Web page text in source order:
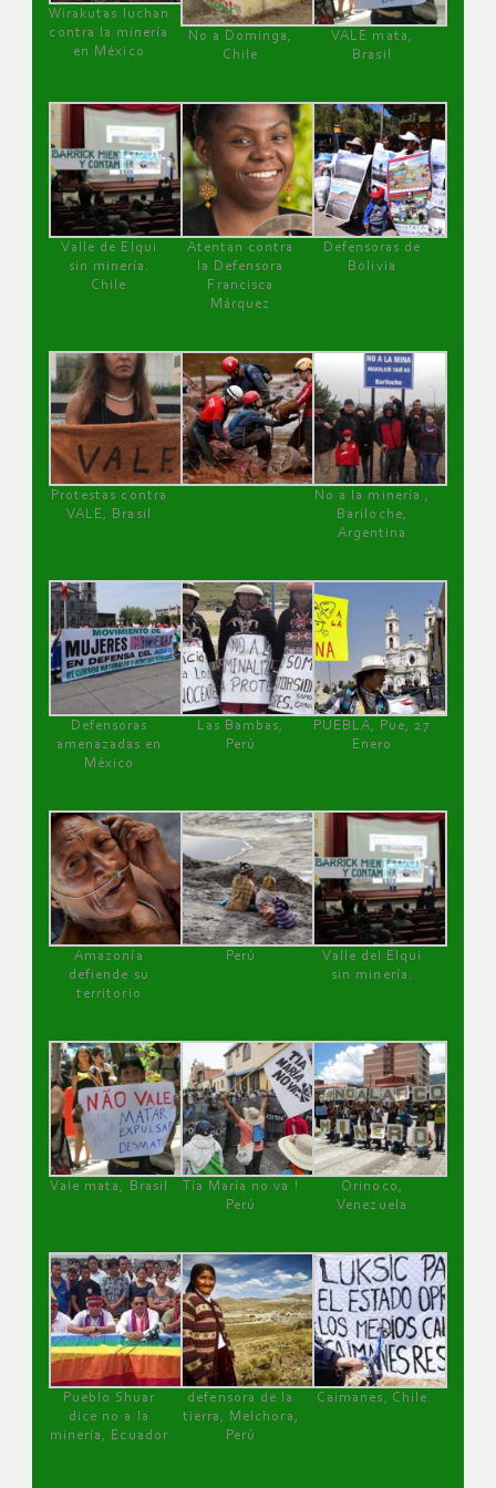
Wirakutas luchan
contra la minería
en México
No a Dominga,
Chile
VALE mata,
Brasil
Valle de Elqui
sin minería.
Chile
Atentan contra
la Defensora
Francisca
Márquez
Defensoras de
Bolivia
Protestas contra
VALE, Brasil
No a la minería ,
Bariloche,
Argentina
Defensoras
amenazadas en
México
Las Bambas,
Perú
PUEBLA, Pue, 27
Enero
Amazonía
defiende su
territorio
Perú
Valle del Elqui
sin minería.
Vale mata, Brasil
Tía María no va !
Perú
Orinoco,
Venezuela
Pueblo Shuar
dice no a la
minería, Ecuador
defensora de la
tierra, Melchora,
Perú
Caimanes, Chile